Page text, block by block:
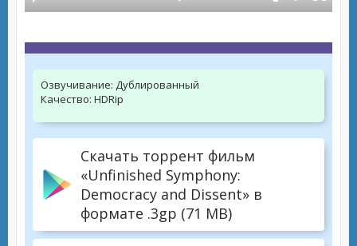
Озвучивание: Дублированный
Качество: HDRip
Скачать торрент фильм
«Unfinished Symphony:
Democracy and Dissent» в
формате .3gp (71 MB)